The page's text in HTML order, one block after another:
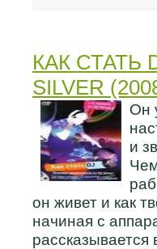
КАК
SILVER
Он
и
он живет и как
начиная с